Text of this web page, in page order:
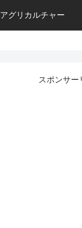
アグリカルチャー
スポンサー